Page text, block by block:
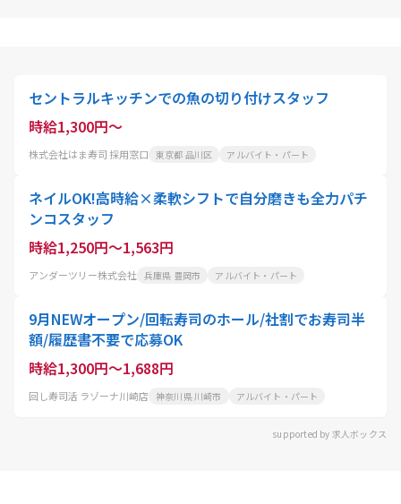
セントラルキッチンでの魚の切り付けスタッフ
時給1,300円～
株式会社はま寿司 採用窓口 東京都 品川区 アルバイト・パート
ネイルOK!高時給×柔軟シフトで自分磨きも全力パチ
ンコスタッフ
時給1,250円～1,563円
アンダーツリー株式会社 兵庫県 豊岡市 アルバイト・パート
9月NEWオープン/回転寿司のホール/社割でお寿司半
額/履歴書不要で応募OK
時給1,300円～1,688円
回し寿司活 ラゾーナ川崎店 神奈川県 川崎市 アルバイト・パート
supported by 求人ボックス